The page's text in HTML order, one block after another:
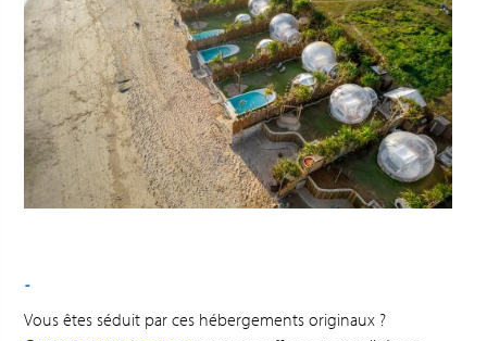
-
Vous êtes séduit par ces hébergements originaux ?